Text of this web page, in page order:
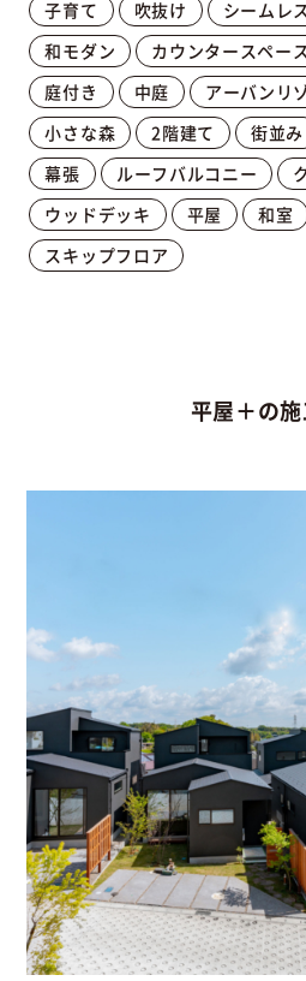
子育て 吹抜け シームレ
和モダン
カウンタースペー
庭付き
中庭 アーバンリ
小さな森
2階建て 街並み
幕張
ルーフバルコニー
ウッドデッキ
平屋 和室
スキップフロア
平屋＋の